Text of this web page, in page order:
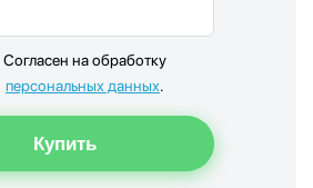
Согласен на обработку
персональных данных.